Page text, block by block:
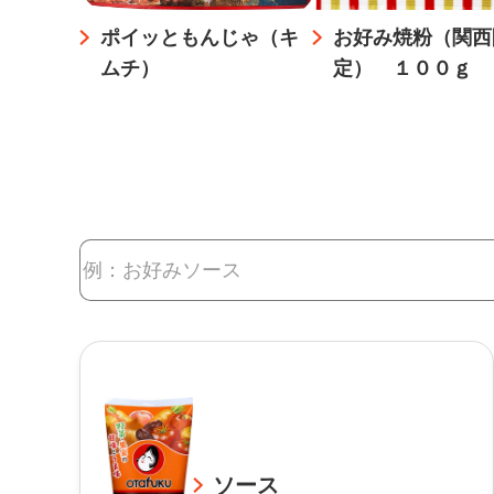
ポイッともんじゃ（キ
ムチ）
お好み焼粉（関
定） １００ｇ
ソース